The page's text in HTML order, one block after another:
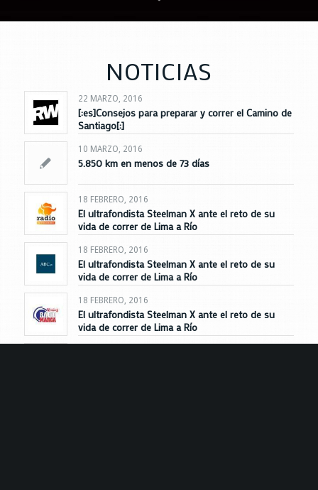
NOTICIAS
22 MARZO, 2016
[:es]Consejos para preparar y correr el Camino de
Santiago[:]
10 MARZO, 2016
5.850 km en menos de 73 días
18 FEBRERO, 2016
El ultrafondista Steelman X ante el reto de su
vida de correr de Lima a Río
18 FEBRERO, 2016
El ultrafondista Steelman X ante el reto de su
vida de correr de Lima a Río
18 FEBRERO, 2016
El ultrafondista Steelman X ante el reto de su
vida de correr de Lima a Río